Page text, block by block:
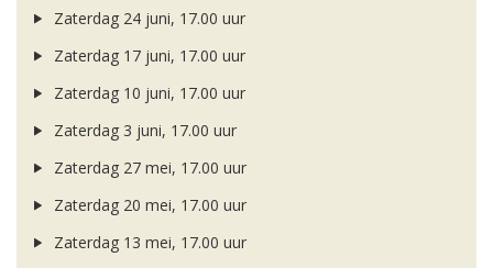
Zaterdag 24 juni, 17.00 uur
Zaterdag 17 juni, 17.00 uur
Zaterdag 10 juni, 17.00 uur
Zaterdag 3 juni, 17.00 uur
Zaterdag 27 mei, 17.00 uur
Zaterdag 20 mei, 17.00 uur
Zaterdag 13 mei, 17.00 uur